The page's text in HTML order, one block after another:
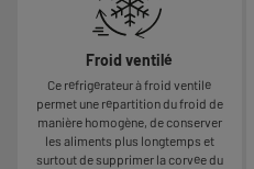
Froid ventilé
Ce réfrigérateur à froid ventilé
permet une répartition du froid de
manière homogène, de conserver
les aliments plus longtemps et
surtout de supprimer la corvée du